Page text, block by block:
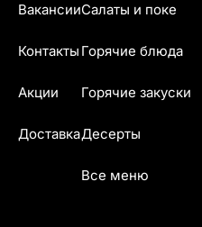
Вакансии
Контакты
Акции
Доставка
Салаты и поке
Горячие блюда
Горячие закуски
Десерты
Все меню